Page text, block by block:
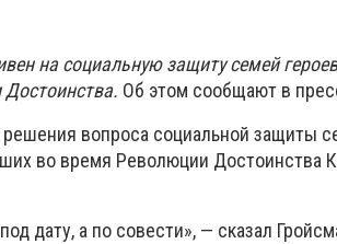
на социальную защиту семей
Об этом сообщают в
вопроса социальной защиты
во время Революции Достоинства
дату, а по совести», — сказал